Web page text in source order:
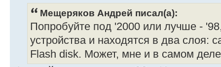
Мещеряков Андрей писал(а):
Попробуйте под '2000 или лучше -
устройства и находятся в два слоя:
Flash disk. Может, мне и в самом